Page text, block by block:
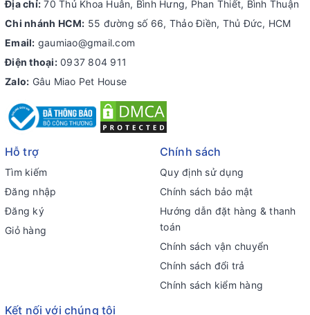
Địa chỉ: 70 Thủ Khoa Huân, Bình Hưng, Phan Thiết, Bình Thuận
Chi nhánh HCM: 55 đường số 66, Thảo Điền, Thủ Đức, HCM
Email: gaumiao@gmail.com
Điện thoại: 0937 804 911
Zalo: Gâu Miao Pet House
Hỗ trợ
Tìm kiếm
Đăng nhập
Đăng ký
Giỏ hàng
Chính sách
Quy định sử dụng
Chính sách bảo mật
Hướng dẫn đặt hàng & thanh
toán
Chính sách vận chuyển
Chính sách đổi trả
Chính sách kiểm hàng
Kết nối với chúng tôi